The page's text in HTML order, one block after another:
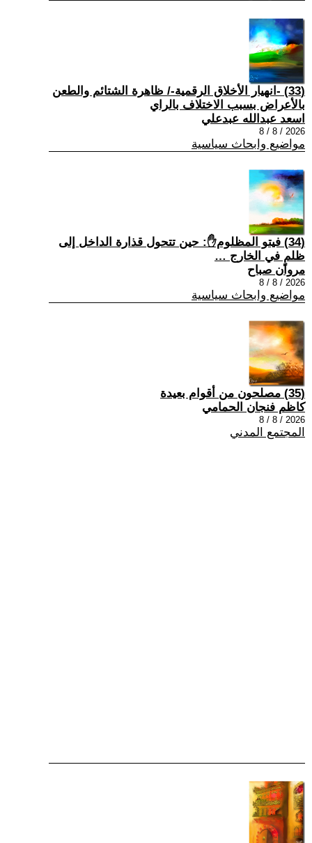
(33) -انهيار الأخلاق الرقمية-/ ظاهرة الشتائم والطعن
بالأعراض بسبب الاختلاف بالراي
اسعد عبدالله عبدعلي
2026 / 8 / 8
مواضيع وابحاث سياسية
(34) فيتو المظلوم✋: حين تتحول قذارة الداخل إلى
ظلمٍ في الخارج …
مروان صباح
2026 / 8 / 8
مواضيع وابحاث سياسية
(35) مصلحون من أقوام بعيدة
كاظم فنجان الحمامي
2026 / 8 / 8
المجتمع المدني